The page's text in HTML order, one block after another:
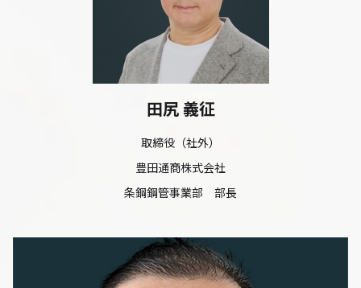
田尻 義征
取締役（社外）
豊田通商株式会社
条鋼鋼管事業部 部長